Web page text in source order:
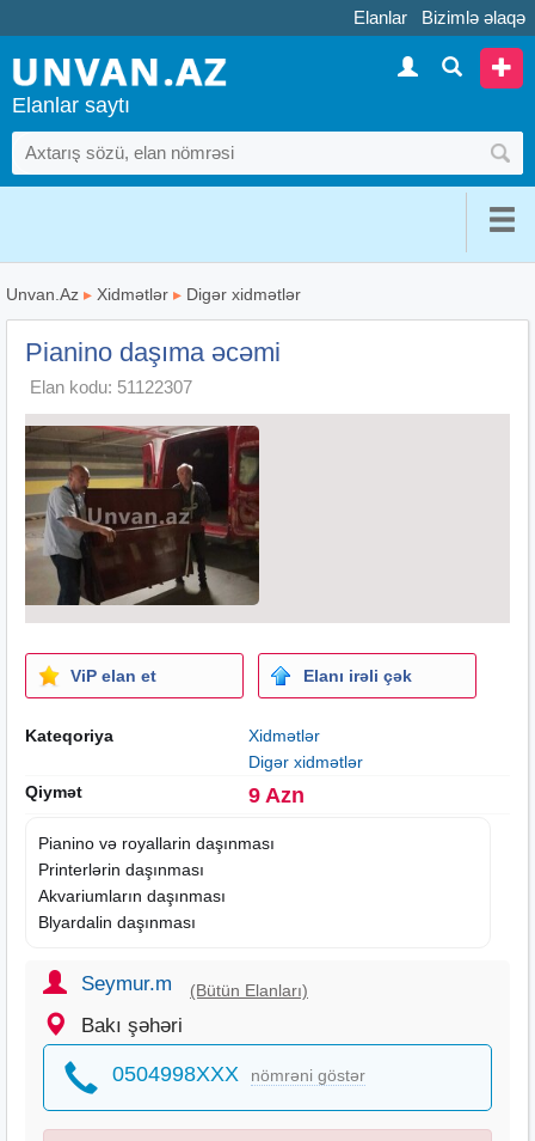
Elanlar Bizimlə əlaqə
Elanlar saytı
Unvan.Az ▸ Xidmətlər ▸ Digər xidmətlər
Pianino daşıma əcəmi
Elan kodu: 51122307
ViP elan et Elanı irəli çək
Kateqoriya
Xidmətlər
Digər xidmətlər
Qiymət
9 Azn
Pianino və royallarin daşınması
Printerlərin daşınması
Akvariumların daşınması
Blyardalin daşınması
Seymur.m (Bütün Elanları)
Bakı şəhəri
0504998XXX nömrəni göstər